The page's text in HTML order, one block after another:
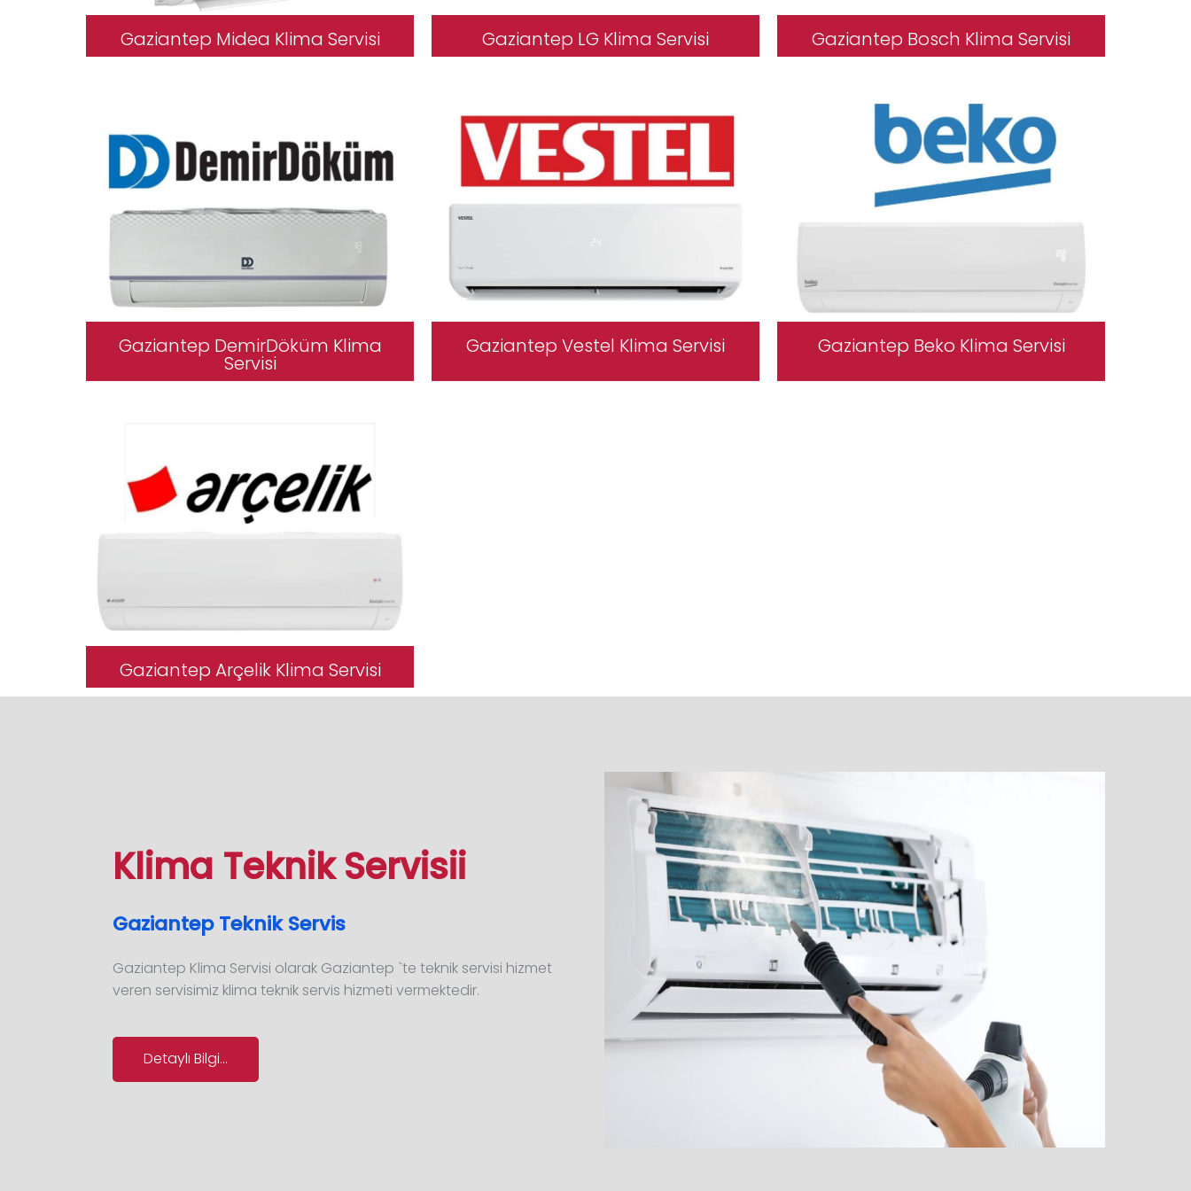
Gaziantep Midea Klima Servisi Gaziantep LG Klima Servisi Gaziantep Bosch Klima Servisi
Gaziantep DemirDöküm Klima
Servisi
Gaziantep Vestel Klima Servisi Gaziantep Beko Klima Servisi
Gaziantep Arçelik Klima Servisi
Klima Teknik Servisii
Gaziantep Teknik Servis
Gaziantep Klima Servisi olarak Gaziantep `te teknik servisi hizmet
veren servisimiz klima teknik servis hizmeti vermektedir.
Detaylı Bilgi...